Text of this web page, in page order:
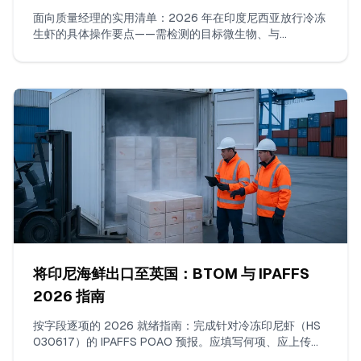
面向质量经理的实用清单：2026 年在印度尼西亚放行冷冻
生虾的具体操作要点——需检测的目标微生物、与
将印尼海鲜出口至英国：BTOM 与 IPAFFS
2026 指南
按字段逐项的 2026 就绪指南：完成针对冷冻印尼虾（HS
030617）的 IPAFFS POAO 预报。应填写何项、应上传哪